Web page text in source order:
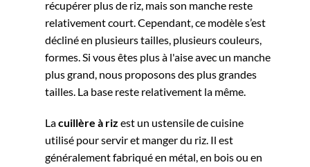
récupérer plus de riz, mais son manche reste
relativement court. Cependant, ce modèle s’est
décliné en plusieurs tailles, plusieurs couleurs,
formes. Si vous êtes plus à l'aise avec un manche
plus grand, nous proposons des plus grandes
tailles. La base reste relativement la même.
Lacuillère à riz est un ustensile de cuisine
utilisé pour servir et manger du riz. Il est
généralement fabriqué en métal, en bois ou en